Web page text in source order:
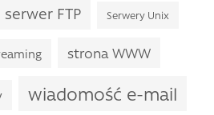
serwer FTP Serwery Unix
strona WWW
wiadomość e-mail